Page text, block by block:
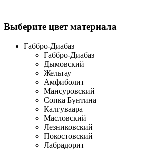
Выберите цвет материала
Габбро-Диабаз
Габбро-Диабаз
Дымовский
Жельтау
Амфиболит
Мансуровский
Сопка Бунтина
Калгуваара
Масловский
Лезниковский
Покостовский
Лабрадорит